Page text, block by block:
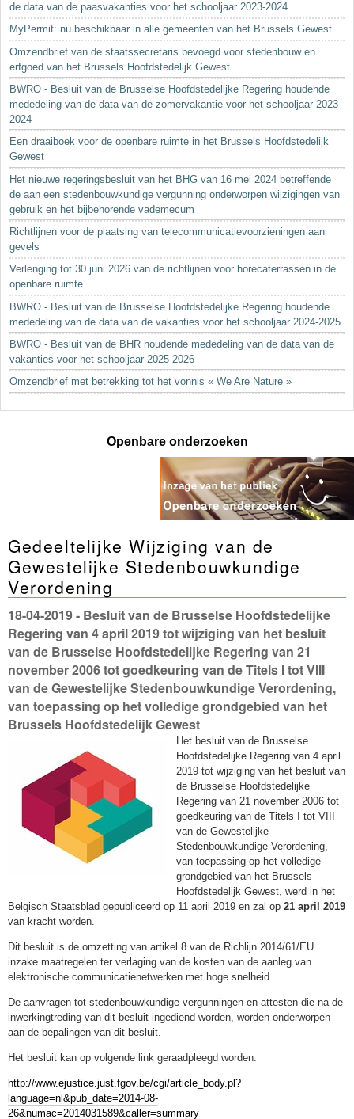
de data van de paasvakanties voor het schooljaar 2023-2024
MyPermit: nu beschikbaar in alle gemeenten van het Brussels Gewest
Omzendbrief van de staatssecretaris bevoegd voor stedenbouw en
erfgoed van het Brussels Hoofdstedelijk Gewest
BWRO - Besluit van de Brusselse Hoofdstedelljke Regering houdende
mededeling van de data van de zomervakantie voor het schooljaar 2023-
2024
Een draaiboek voor de openbare ruimte in het Brussels Hoofdstedelijk
Gewest
Het nieuwe regeringsbesluit van het BHG van 16 mei 2024 betreffende
de aan een stedenbouwkundige vergunning onderworpen wijzigingen van
gebruik en het bijbehorende vademecum
Richtlijnen voor de plaatsing van telecommunicatievoorzieningen aan
gevels
Verlenging tot 30 juni 2026 van de richtlijnen voor horecaterrassen in de
openbare ruimte
BWRO - Besluit van de Brusselse Hoofdstedelijke Regering houdende
mededeling van de data van de vakanties voor het schooljaar 2024-2025
BWRO - Besluit van de BHR houdende mededeling van de data van de
vakanties voor het schooljaar 2025-2026
Omzendbrief met betrekking tot het vonnis « We Are Nature »
Openbare onderzoeken
Gedeeltelijke Wijziging van de
Gewestelijke Stedenbouwkundige
Verordening
18-04-2019- Besluit van de Brusselse Hoofdstedelijke
Regering van 4 april 2019 tot wijziging van het besluit
van de Brusselse Hoofdstedelijke Regering van 21
november 2006 tot goedkeuring van de Titels I tot VIII
van de Gewestelijke Stedenbouwkundige Verordening,
van toepassing op het volledige grondgebied van het
Brussels Hoofdstedelijk Gewest
Het besluit van de Brusselse
Hoofdstedelijke Regering van 4 april
2019 tot wijziging van het besluit van
de Brusselse Hoofdstedelijke
Regering van 21 november 2006 tot
goedkeuring van de Titels I tot VIII
van de Gewestelijke
Stedenbouwkundige Verordening,
van toepassing op het volledige
grondgebied van het Brussels
Hoofdstedelijk Gewest, werd in het
Belgisch Staatsblad gepubliceerd op 11 april 2019 en zal op 21 april 2019
van kracht worden.
Dit besluit is de omzetting van artikel 8 van de Richlijn 2014/61/EU
inzake maatregelen ter verlaging van de kosten van de aanleg van
elektronische communicatienetwerken met hoge snelheid.
De aanvragen tot stedenbouwkundige vergunningen en attesten die na de
inwerkingtreding van dit besluit ingediend worden, worden onderworpen
aan de bepalingen van dit besluit.
Het besluit kan op volgende link geraadpleegd worden:
http://www.ejustice.just.fgov.be/cgi/article_body.pl?
language=nl&pub_date=2014-08-
26&numac=2014031589&caller=summary